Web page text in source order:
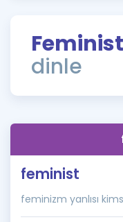
Rehberlik Aracı
ÖSYM Sınav
İngilizce Gramer
Feminist
dinle
feminist
feminizm yanlısı